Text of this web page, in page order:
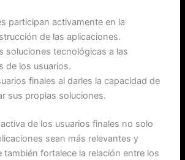
participan activamente en la
de las aplicaciones.
soluciones tecnológicas a las
de los usuarios.
finales al darles la capacidad de
sus propias soluciones.
de los usuarios finales no solo
sean más relevantes y
también fortalece la relación entre los